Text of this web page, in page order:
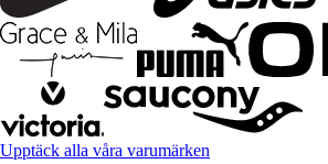
Upptäck alla våra varumärken